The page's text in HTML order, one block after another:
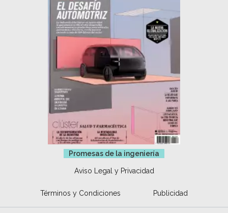
Promesas de la ingeniería
Aviso Legal y Privacidad
Términos y Condiciones Publicidad